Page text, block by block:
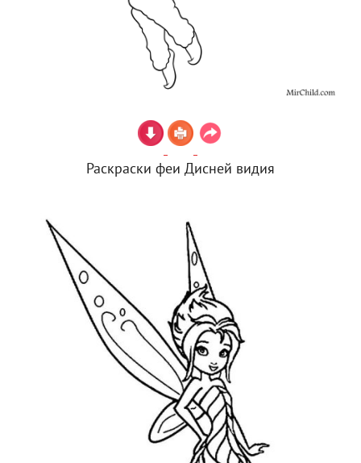
Раскраски феи Дисней видия